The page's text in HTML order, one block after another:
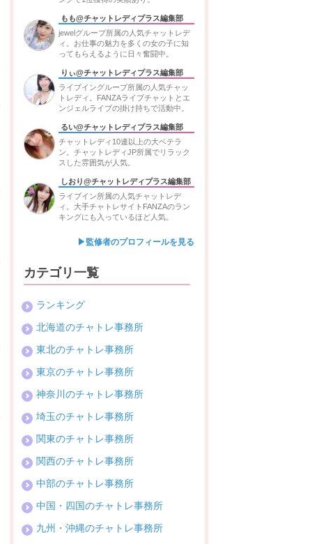
もも@チャットレディプラス編集部
jewelグループ所属の人気チャットレデ
ィ。お仕事の魅力を多くの女の子に知
ってもらえるように日々奮闘中。
りぃ@チャットレディプラス編集部
ライブイングループ所属の人気チャッ
トレディ。FANZAライブチャットとエ
ンジェルライブの掛け持ちで活動中。
るい@チャットレディプラス編集部
チャットレディ10連以上の大ベテラ
ン。チャットレディJP所属でリラック
スした雰囲気が人気。
しおり@チャットレディプラス編集部
ライブイン所属の人気チャットレデ
ィ。大手チャトレサイトFANZAのラン
キングにも入っているほど人気。
▶監修者のプロフィールを見る
カテゴリ一覧
ランキング
北海道のチャトレ事務所
東北のチャトレ事務所
東京のチャトレ事務所
神奈川のチャトレ事務所
埼玉のチャトレ事務所
関東のチャトレ事務所
関西のチャトレ事務所
中部のチャトレ事務所
中国・四国のチャトレ事務所
九州・沖縄のチャトレ事務所